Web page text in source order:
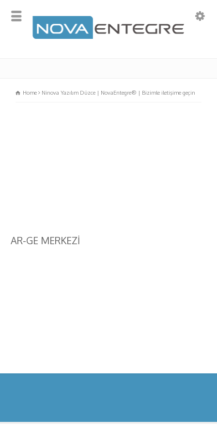
Home Ninova Yazılım Düzce | NovaEntegre® | Bizimle iletişime geçin
AR-GE MERKEZİ